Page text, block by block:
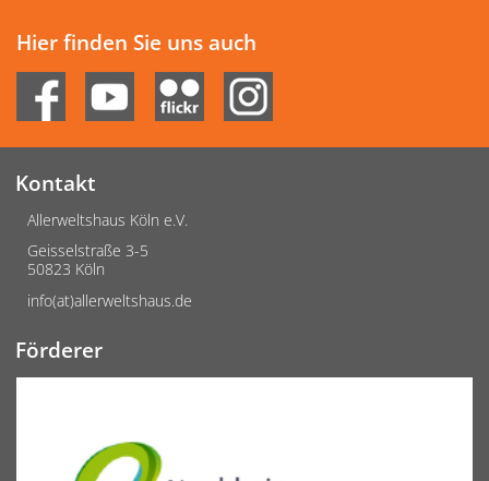
Hier finden Sie uns auch
Kontakt
Allerweltshaus Köln e.V.
Geisselstraße 3-5
50823 Köln
info(at)allerweltshaus.de
Förderer